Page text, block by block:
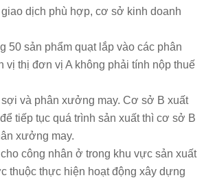
dịch phù hợp, cơ sở kinh doanh
50 sản phẩm quạt lắp vào các phân
thị đơn vị A không phải tính nộp thuế
và phân xưởng may. Cơ sở B xuất
tiếp tục quá trình sản xuất thì cơ sở B
xưởng may.
công nhân ở trong khu vực sản xuất
thuộc thực hiện hoạt động xây dựng